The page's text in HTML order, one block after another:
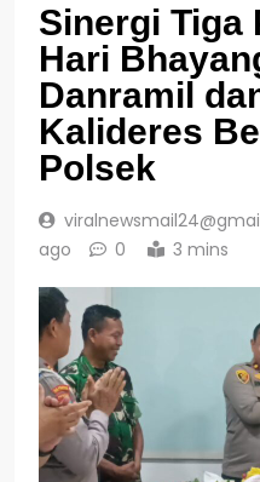
Sinergi Tiga
Hari
Danramil
Kalideres
Polsek
ago
0 3 mins